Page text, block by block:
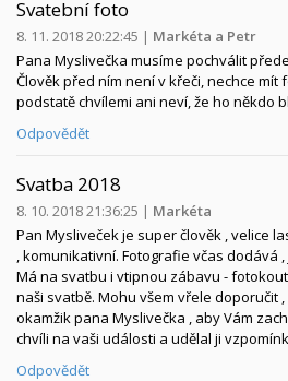
Svatební foto
8. 11. 2018 20:22:45 | Markéta a Petr
Pana Myslivečka musíme pochválit
Člověk před ním není v křeči, nechce mít
podstatě chvílemi ani neví, že ho někdo
Odpovědět
Svatba 2018
8. 10. 2018 21:36:25 | Markéta
Pan Mysliveček je super člověk , velice
, komunikativní. Fotografie včas dodává
Má na svatbu i vtipnou zábavu -
naši svatbě. Mohu všem vřele doporučit
okamžik pana Myslivečka , aby Vám
chvíli na vaši události a udělal ji
Odpovědět